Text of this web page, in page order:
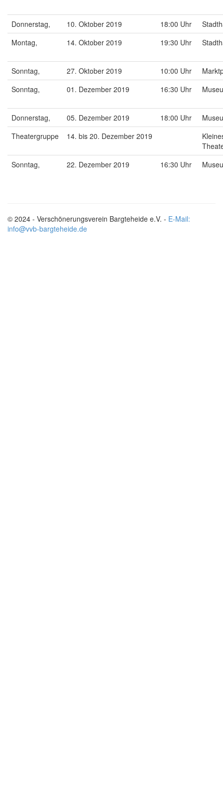
Donnerstag, 10. Oktober 2019 18:00 Uhr
Montag,
14. Oktober 2019 19:30 Uhr
Sonntag, 27. Oktober 2019 10:00 Uhr
Sonntag,
01. Dezember 2019 16:30 Uhr
Donnerstag, 05. Dezember 2019 18:00 Uhr
Theatergruppe
14. bis 20. Dezember 2019
Sonntag,
22. Dezember 2019 16:30 Uhr
© 2024 - Verschönerungsverein Bargteheide e.V. - E-Mail:
info@vvb-bargteheide.de